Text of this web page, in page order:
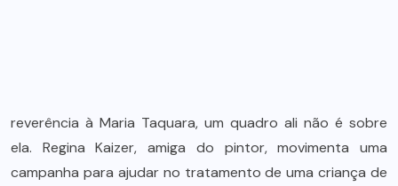
reverência à Maria Taquara, um quadro ali não é sobre
ela. Regina Kaizer, amiga do pintor, movimenta uma
campanha para ajudar no tratamento de uma criança de